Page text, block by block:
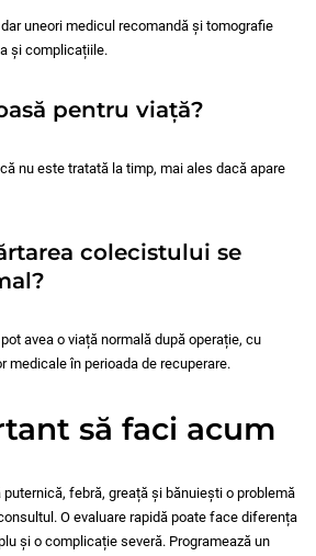
uneori medicul recomandă și tomografie
și complicațiile.
pentru viață?
nu este tratată la timp, mai ales dacă apare
colecistului se
avea o viață normală după operație, cu
medicale în perioada de recuperare.
să faci acum
febră, greață și bănuiești o problemă
O evaluare rapidă poate face diferența
și o complicație severă. Programează un